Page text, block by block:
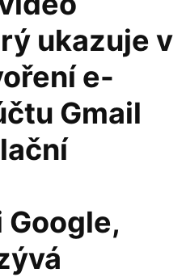
ukazuje v
e-
Gmail